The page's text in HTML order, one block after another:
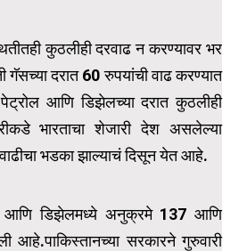
कुठलीही दरवाढ न करण्यावर भर
गॅसच्या दरात 60 रुपयांची वाढ करण्यात
आणि डिझेलच्या दरात कुठलीही
भारताचा शेजारी देश असलेल्या
भडका झाल्याचं दिसून येत आहे.
आणि डिझेलमध्ये अनुक्रमे 137 आणि
आहे.पाकिस्तानच्या सरकारने गुरुवारी